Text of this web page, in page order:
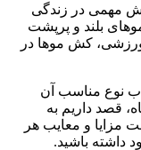
مهمی در زندگی
بلند و پرپشت
ورزشی، کش موها در
نوع مناسب آن
قصد داریم به
مزایا و معایب هر
داشته باشید.